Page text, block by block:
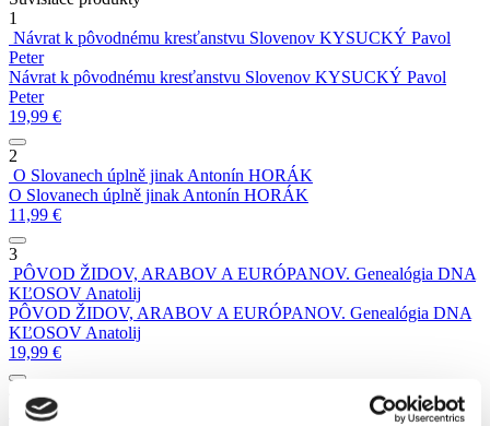
1
Návrat k pôvodnému kresťanstvu Slovenov KYSUCKÝ Pavol
Peter
Návrat k pôvodnému kresťanstvu Slovenov KYSUCKÝ Pavol
Peter
19,99 €
2
O Slovanech úplně jinak Antonín HORÁK
O Slovanech úplně jinak Antonín HORÁK
11,99 €
3
PÔVOD ŽIDOV, ARABOV A EURÓPANOV. Genealógia DNA
KĽOSOV Anatolij
PÔVOD ŽIDOV, ARABOV A EURÓPANOV. Genealógia DNA
KĽOSOV Anatolij
19,99 €
Život národa je večný (Sto rokov od Trianonu 1920 - 2020) Ján